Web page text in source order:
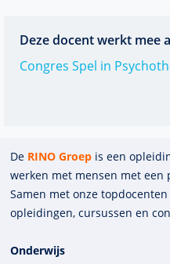
Deze docent werkt mee
Congres Spel in
De RINO Groep is een
werken met mensen met een
Samen met onze
opleidingen, cursussen en
Onderwijs